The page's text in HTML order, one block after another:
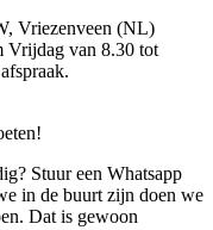
Vriezenveen (NL)
Vrijdag van 8.30 tot
Stuur een Whatsapp
in de buurt zijn doen we
Dat is gewoon